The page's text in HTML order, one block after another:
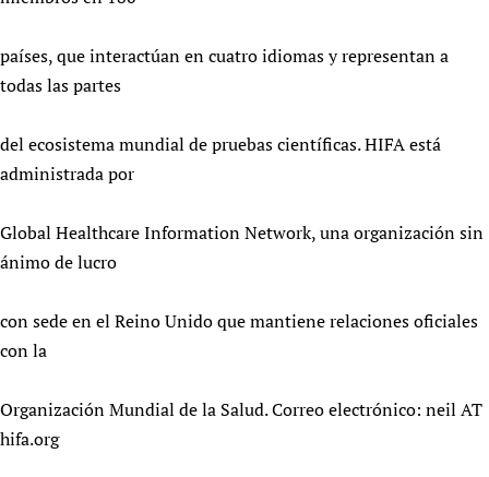
países, que interactúan en cuatro idiomas y representan a
todas las partes
del ecosistema mundial de pruebas científicas. HIFA está
administrada por
Global Healthcare Information Network, una organización sin
ánimo de lucro
con sede en el Reino Unido que mantiene relaciones oficiales
con la
Organización Mundial de la Salud. Correo electrónico: neil AT
hifa.org